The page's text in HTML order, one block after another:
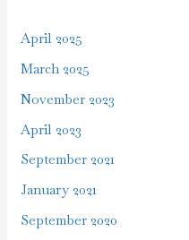
April 2025
March 2025
November 2023
April 2023
September 2021
January 2021
September 2020